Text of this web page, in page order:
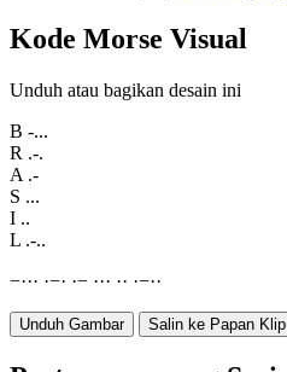
Kode Morse Visual
Unduh atau bagikan desain ini
B -...
R .-.
A .-
S ...
I ..
L .-..
−··· ·−· ·− ··· ·· ·−··
Unduh Gambar Salin ke Papan Klip